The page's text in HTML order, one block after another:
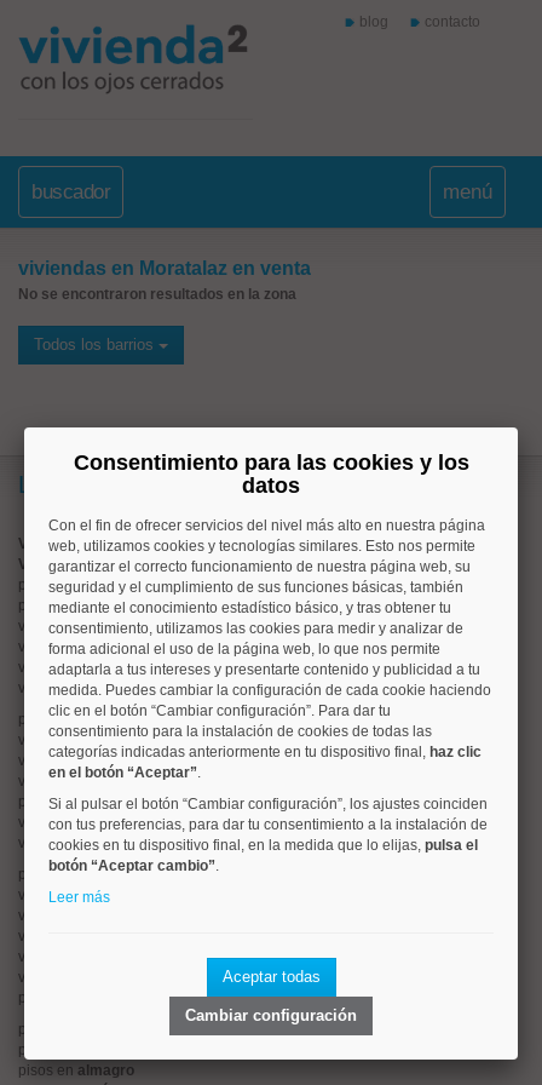
blog contacto
buscador menú
viviendas en Moratalaz en venta
No se encontraron resultados en la zona
Todos los barrios
Lo más buscado
Valorar vivienda online
Vender piso
pisos enchamberí
pisos enmoncloa
viviendas enargüelles
viviendas entetuán
viviendas encuatro caminos
viviendas en chamartín
pisos enrios rosas
viviendas enprosperidad
viviendas enhispanoamerica
viviendas enciudad lineal
pisos en salamanca
viviendas encentro
viviendas ensol
pisos enciudad jardín
viviendas enretiro
viviendas en
viviendas en
viviendas en
viviendas en
pisos en
pisos en
pisos en
pisos en almagro
Consentimiento para las cookies y los
datos
Con el fin de ofrecer servicios del nivel más alto en nuestra página
web, utilizamos cookies y tecnologías similares. Esto nos permite
garantizar el correcto funcionamiento de nuestra página web, su
seguridad y el cumplimiento de sus funciones básicas, también
mediante el conocimiento estadístico básico, y tras obtener tu
consentimiento, utilizamos las cookies para medir y analizar de
forma adicional el uso de la página web, lo que nos permite
adaptarla a tus intereses y presentarte contenido y publicidad a tu
medida. Puedes cambiar la configuración de cada cookie haciendo
clic en el botón “Cambiar configuración”. Para dar tu
consentimiento para la instalación de cookies de todas las
categorías indicadas anteriormente en tu dispositivo final, haz clic
en el botón “Aceptar”.
Si al pulsar el botón “Cambiar configuración”, los ajustes coinciden
con tus preferencias, para dar tu consentimiento a la instalación de
cookies en tu dispositivo final, en la medida que lo elijas, pulsa el
botón “Aceptar cambio”.
Leer más
Aceptar todas
Cambiar configuración